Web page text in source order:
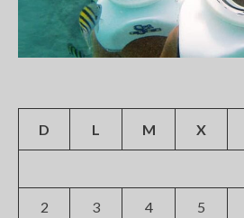
D L M X
2 3 4 5